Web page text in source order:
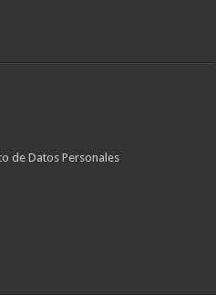
de Datos Personales